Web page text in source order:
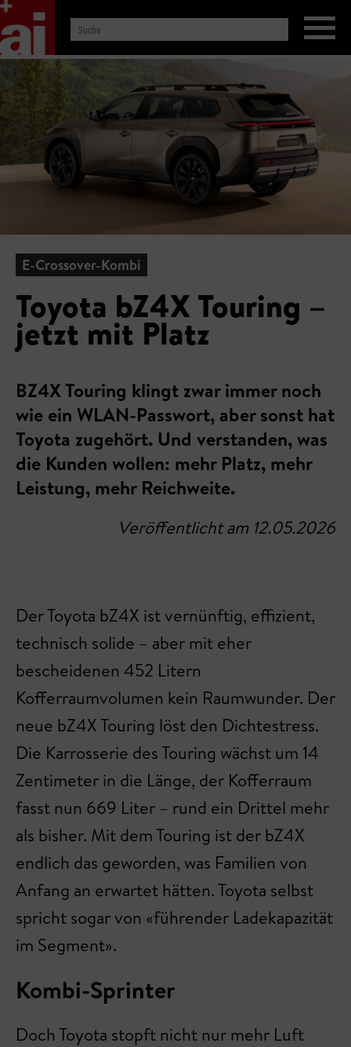
E-Crossover-Kombi
Toyota bZ4X Touring –
jetzt mit Platz
BZ4X Touring klingt zwar immer noch
wie ein WLAN-Passwort, aber sonst hat
Toyota zugehört. Und verstanden, was
die Kunden wollen: mehr Platz, mehr
Leistung, mehr Reichweite.
Veröffentlicht am 12.05.2026
Der Toyota bZ4X ist vernünftig, effizient,
technisch solide – aber mit eher
bescheidenen 452 Litern
Kofferraumvolumen kein Raumwunder. Der
neue bZ4X Touring löst den Dichtestress.
Die Karrosserie des Touring wächst um 14
Zentimeter in die Länge, der Kofferraum
fasst nun 669 Liter – rund ein Drittel mehr
als bisher. Mit dem Touring ist der bZ4X
endlich das geworden, was Familien von
Anfang an erwartet hätten. Toyota selbst
spricht sogar von «führender Ladekapazität
im Segment».
Kombi-Sprinter
Doch Toyota stopft nicht nur mehr Luft